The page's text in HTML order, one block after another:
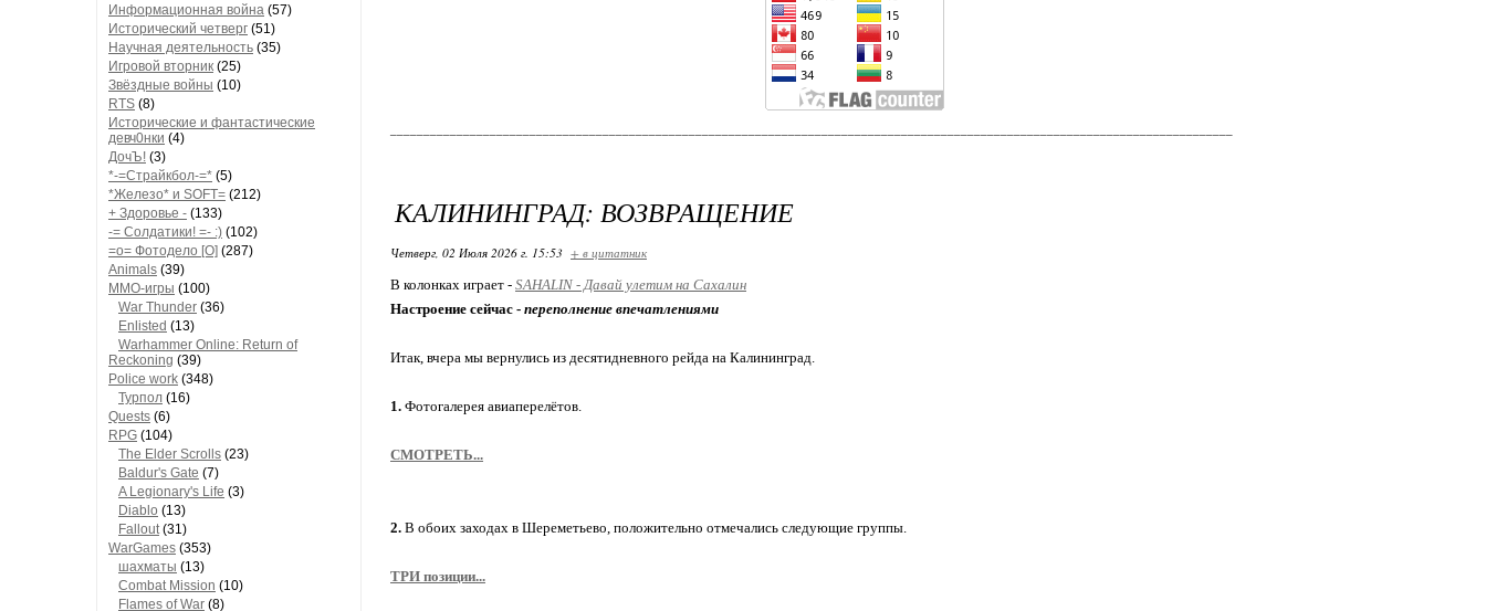
Информационная война (57)
Исторический четверг (51)
Научная деятельность (35)
Игровой вторник (25)
Звёздные войны (10)
RTS (8)
Исторические и фантастические
девч0нки (4)
ДочЪ! (3)
*-=Страйкбол-=* (5)
*Железо* и SOFT= (212)
+ Здоровье - (133)
-= Солдатики! =- :) (102)
=о= Фотодело [O] (287)
Animals (39)
MMO-игры (100)
War Thunder (36)
Enlisted (13)
Warhammer Online: Return of
Reckoning (39)
Police work (348)
Турпол (16)
Quests (6)
RPG (104)
The Elder Scrolls (23)
Baldur's Gate (7)
A Legionary's Life (3)
Diablo (13)
Fallout(31)
WarGames (353)
шахматы (13)
Combat Mission (10)
Flames of War (8)
КАЛИНИНГРАД: ВОЗВРАЩЕНИЕ
Четверг, 02 Июля 2026 г. 15:53 + в цитатник
В колонках играет - SAHALIN - Давай улетим на Сахалин
Настроение сейчас - переполнение впечатлениями
Итак, вчера мы вернулись из десятидневного рейда на Калининград.
1. Фотогалерея авиаперелётов.
СМОТРЕТЬ...
2. В обоих заходах в Шереметьево, положительно отмечались следующие группы.
ТРИ позиции...